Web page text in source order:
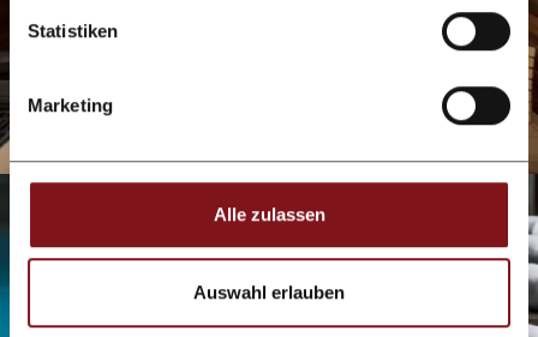
Statistiken
Marketing
Alle zulassen
Auswahl erlauben